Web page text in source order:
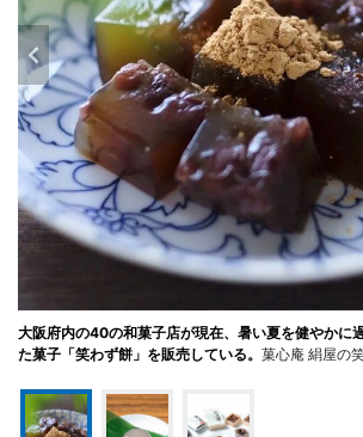
大阪府内の40の和菓子店が現在、暑い夏を健やかに
た菓子「笑わず餅」を販売している。 菓心庵 絹屋の